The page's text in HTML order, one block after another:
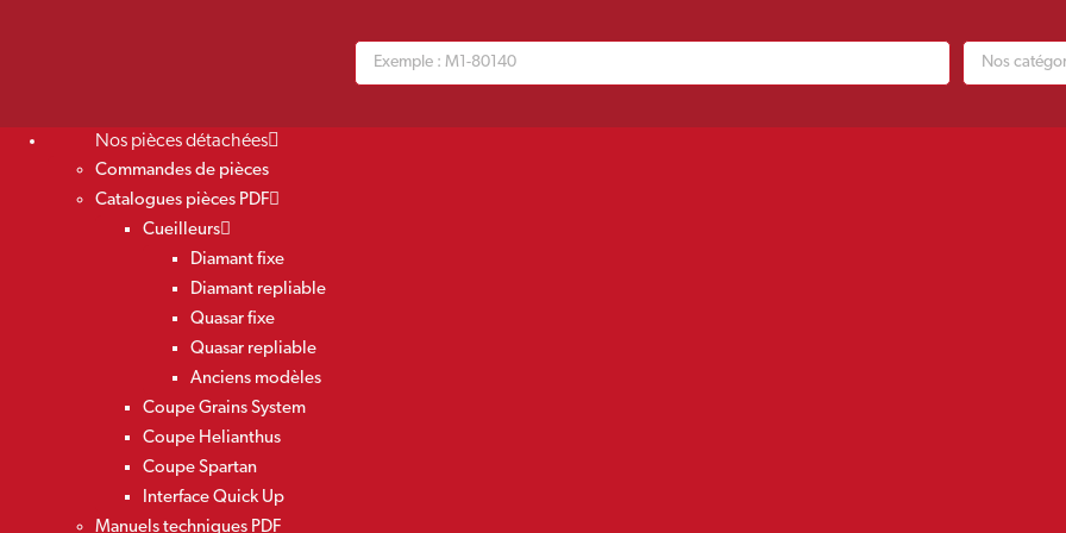
Nos pièces détachées
Commandes de pièces
Catalogues pièces PDF
Cueilleurs
Diamant fixe
Diamant repliable
Quasar fixe
Quasar repliable
Anciens modèles
Coupe Grains System
Coupe Helianthus
Coupe Spartan
Interface Quick Up
Manuels techniques PDF